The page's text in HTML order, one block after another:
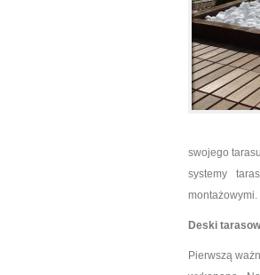
swojego
systemy
montażowymi.
Deski
Pierwszą